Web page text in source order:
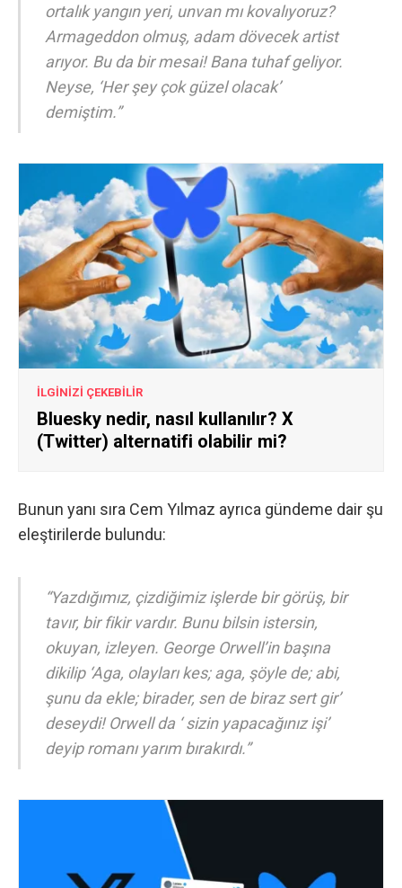
ortalık yangın yeri, unvan mı kovalıyoruz?
Armageddon olmuş, adam dövecek artist
arıyor. Bu da bir mesai! Bana tuhaf geliyor.
Neyse, ‘Her şey çok güzel olacak’
demiştim.”
İLGİNİZİ ÇEKEBİLİR
Bluesky nedir, nasıl kullanılır? X
(Twitter) alternatifi olabilir mi?
Bunun yanı sıra Cem Yılmaz ayrıca gündeme dair şu
eleştirilerde bulundu:
“Yazdığımız, çizdiğimiz işlerde bir görüş, bir
tavır, bir fikir vardır. Bunu bilsin istersin,
okuyan, izleyen. George Orwell’in başına
dikilip ‘Aga, olayları kes; aga, şöyle de; abi,
şunu da ekle; birader, sen de biraz sert gir’
deseydi! Orwell da ‘ sizin yapacağınız işi’
deyip romanı yarım bırakırdı.”